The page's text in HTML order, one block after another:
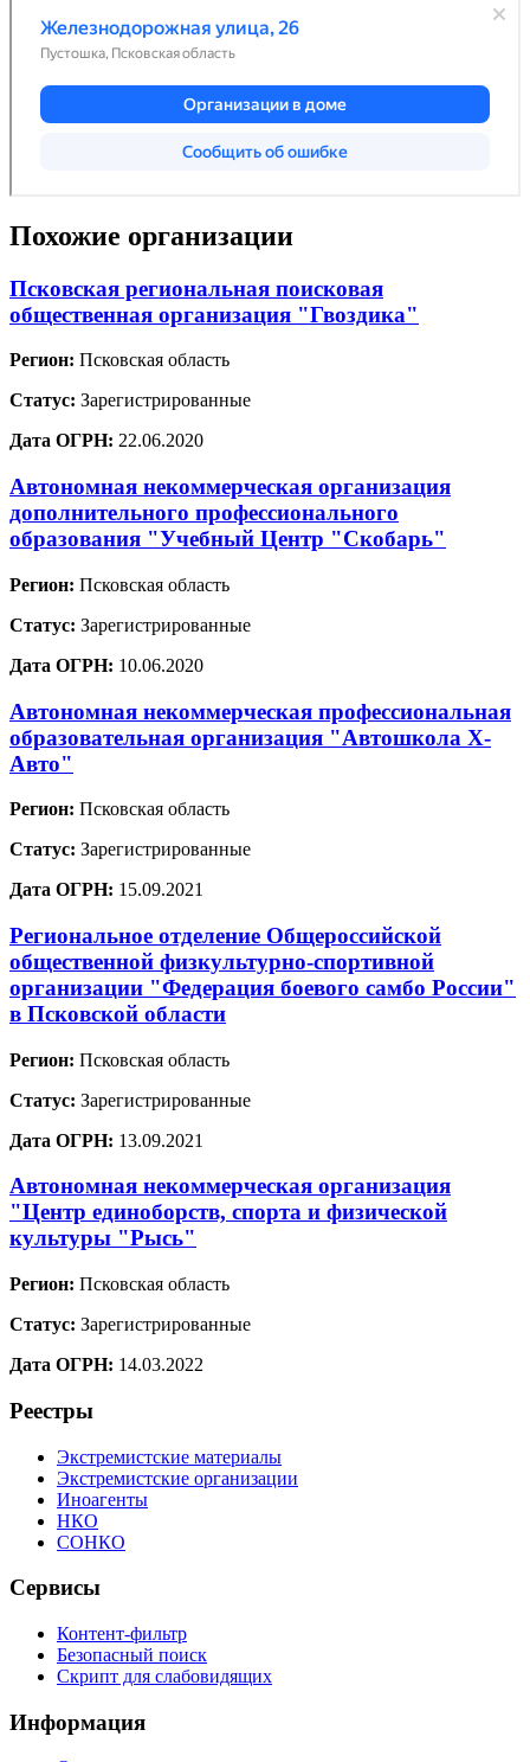
Похожие организации
Псковская региональная поисковая
общественная организация "Гвоздика"
Регион: Псковская область
Статус: Зарегистрированные
Дата ОГРН: 22.06.2020
Автономная некоммерческая организация
дополнительного профессионального
образования "Учебный Центр "Скобарь"
Регион: Псковская область
Статус: Зарегистрированные
Дата ОГРН: 10.06.2020
Автономная некоммерческая профессиональная
образовательная организация "Автошкола Х-
Авто"
Регион: Псковская область
Статус: Зарегистрированные
Дата ОГРН: 15.09.2021
Региональное отделение Общероссийской
общественной физкультурно-спортивной
организации "Федерация боевого самбо России"
в Псковской области
Регион: Псковская область
Статус: Зарегистрированные
Дата ОГРН: 13.09.2021
Автономная некоммерческая организация
"Центр единоборств, спорта и физической
культуры "Рысь"
Регион: Псковская область
Статус: Зарегистрированные
Дата ОГРН: 14.03.2022
Реестры
Экстремистские материалы
Экстремистские организации
Иноагенты
НКО
СОНКО
Сервисы
Контент-фильтр
Безопасный поиск
Скрипт для слабовидящих
Информация